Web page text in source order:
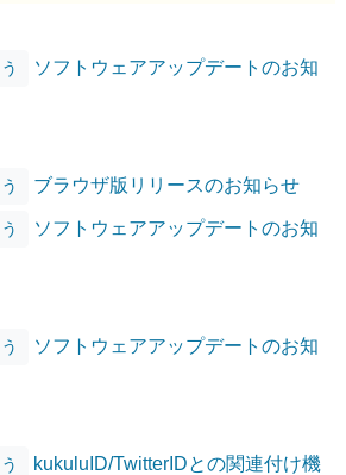
ソフトウェアアップデートのお知
ブラウザ版リリースのお知らせ
ソフトウェアアップデートのお知
ソフトウェアアップデートのお知
kukuluID/TwitterIDとの関連付け機